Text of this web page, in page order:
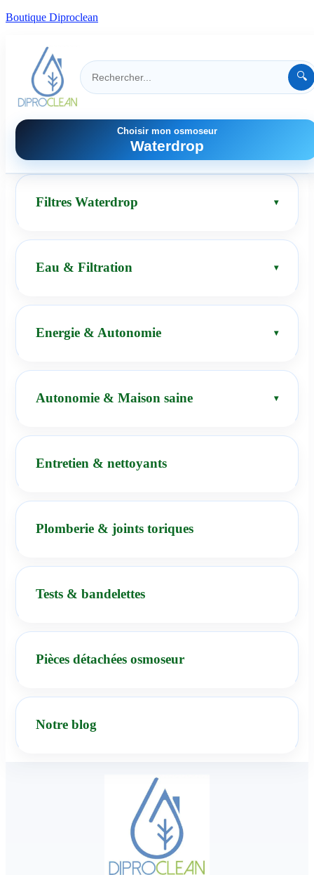
Boutique Diproclean
🔍
Choisir mon osmoseur
Waterdrop
Filtres Waterdrop
Eau & Filtration
Energie & Autonomie
Autonomie & Maison saine
Entretien & nettoyants
Plomberie & joints toriques
Tests & bandelettes
Pièces détachées osmoseur
Notre blog